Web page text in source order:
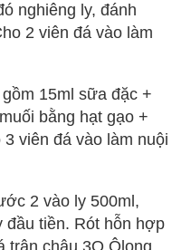
nghiêng ly, đánh
2 viên đá vào làm
15ml sữa đặc +
bằng hạt gạo +
viên đá vào làm nuội
2 vào ly 500ml,
đầu tiền. Rót hỗn hợp
trân châu 3Q Ôlong